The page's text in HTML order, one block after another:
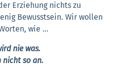
Erziehung nichts zu
Bewusstsein. Wir wollen
wie …
nie was.
nicht so an.